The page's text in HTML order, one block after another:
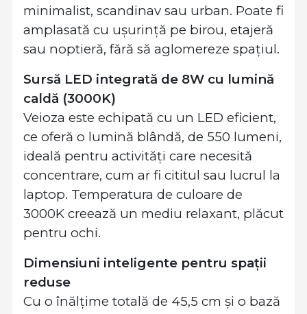
minimalist, scandinav sau urban. Poate fi
amplasată cu ușurință pe birou, etajeră
sau noptieră, fără să aglomereze spațiul.
Sursă LED integrată de 8W cu lumină
caldă (3000K)
Veioza este echipată cu un LED eficient,
ce oferă o lumină blândă, de 550 lumeni,
ideală pentru activități care necesită
concentrare, cum ar fi cititul sau lucrul la
laptop. Temperatura de culoare de
3000K creează un mediu relaxant, plăcut
pentru ochi.
Dimensiuni inteligente pentru spații
reduse
Cu o înălțime totală de 45,5 cm și o bază